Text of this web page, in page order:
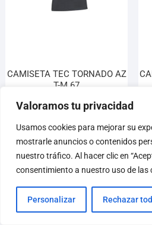
Valoramos tu privacidad
Usamos cookies para mejorar su
mostrarle anuncios o contenidos
nuestro tráfico. Al hacer clic en
consentimiento a nuestro uso de las
Personalizar Rechazar
CAMISETA TEC TORNADO AZ
T-M 67
10,45€
Añadir al carrito